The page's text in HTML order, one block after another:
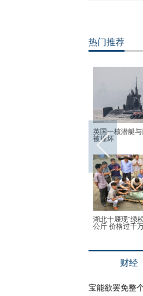
热门推荐
英国一核潜艇
被撞坏
湖北十堰现“绿
公斤 价格过千
财经
宝能欲罢免整